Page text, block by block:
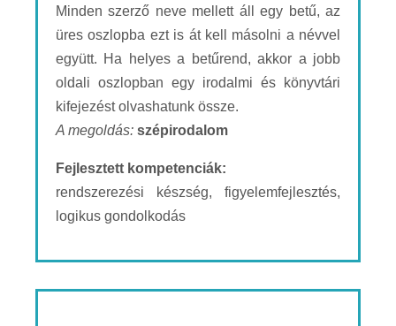
Minden szerző neve mellett áll egy betű, az
üres oszlopba ezt is át kell másolni a névvel
együtt. Ha helyes a betűrend, akkor a jobb
oldali oszlopban egy irodalmi és könyvtári
kifejezést olvashatunk össze.
A megoldás: szépirodalom
Fejlesztett kompetenciák:
rendszerezési készség, figyelemfejlesztés,
logikus gondolkodás